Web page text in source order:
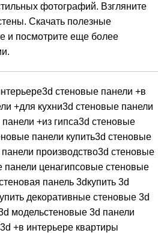
фотографий. Взгляните
. Скачать полезные
и посмотрите еще более
.
3d стеновые панели +в
+для кухни3d стеновые панели
+из гипса3d стеновые
панели купить3d стеновые
производство3d стеновые
панели ценагипсовые стеновые
панель 3dкупить 3d
декоративные стеновые 3d
модельстеновые 3d панели
+в интерьере квартиры